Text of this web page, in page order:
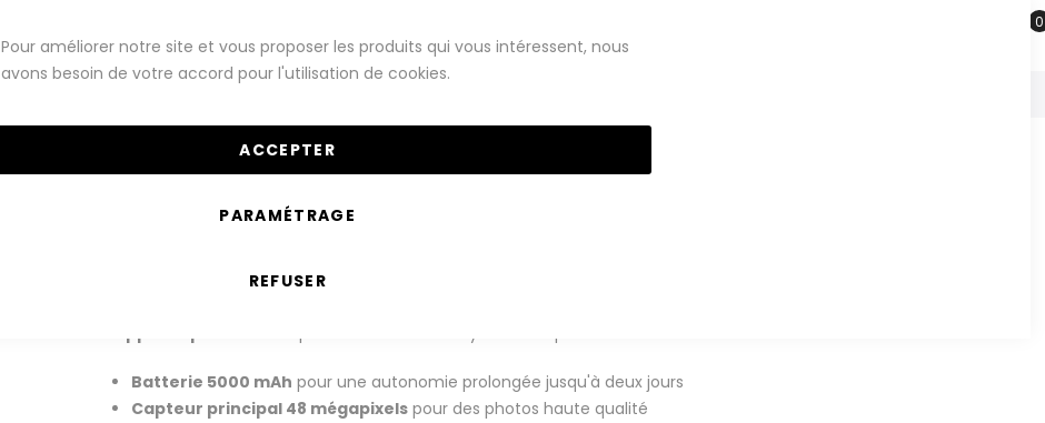
Pour améliorer notre site et vous proposer les produits qui vous intéressent, nous
avons besoin de votre accord pour l'utilisation de cookies.
ACCEPTER
PARAMÉTRAGE
REFUSER
Montres Connectées Téléphones
appareil photo 48 MP
pour des clichés incroyables au quotidien.
Batterie 5000 mAh pour une autonomie prolongée jusqu'à deux jours
Capteur principal 48 mégapixels pour des photos haute qualité